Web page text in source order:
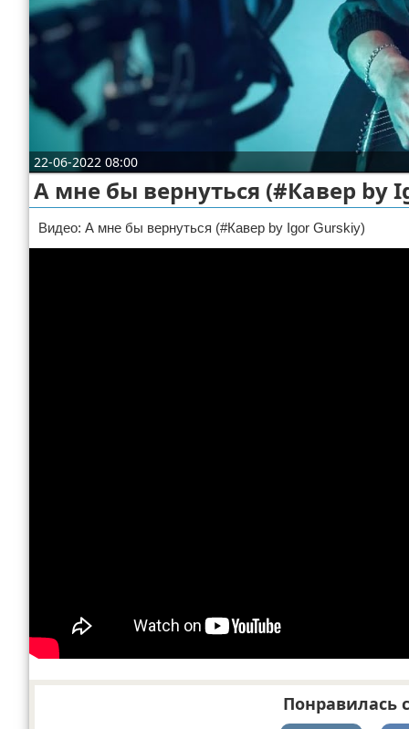
Отказ от ответственности
22-06-2022 08:00
А мне бы вернуться (#Кавер​​ by
Видео: А мне бы вернуться (#Кавер​​ by Igor Gurskiy)
Понравилась